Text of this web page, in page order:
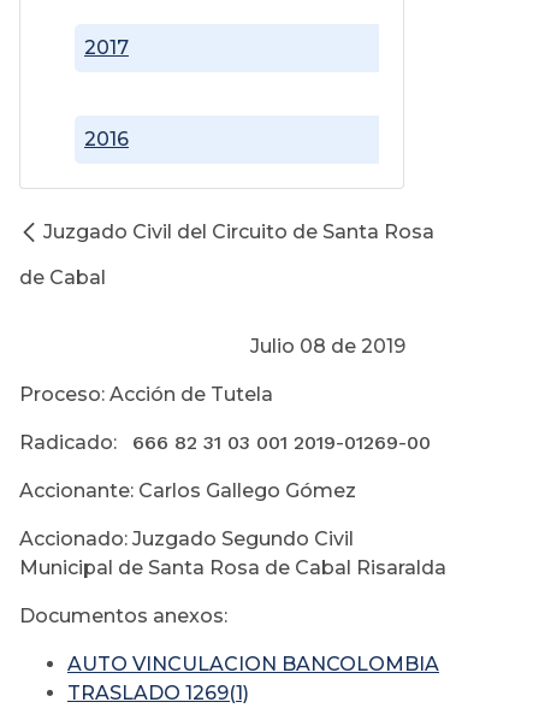
2016
2017
Juzgado Civil del Circuito de Santa Rosa
de Cabal
Julio 08 de 2019
Proceso: Acción de Tutela
Radicado: 666 82 31 03 001 2019-01269-00
Accionante: Carlos Gallego Gómez
Accionado: Juzgado Segundo Civil
Municipal de Santa Rosa de Cabal Risaralda
Documentos anexos:
AUTO VINCULACION BANCOLOMBIA
TRASLADO 1269(1)